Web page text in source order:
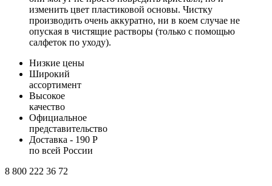
изменить цвет пластиковой основы. Чистку
производить очень аккуратно, ни в коем случае не
опуская в чистящие растворы (только с помощью
салфеток по уходу).
Низкие цены
Широкий
ассортимент
Высокое
качество
Официальное
представительство
Доставка - 190 Р
по всей России
8 800 222 36 72